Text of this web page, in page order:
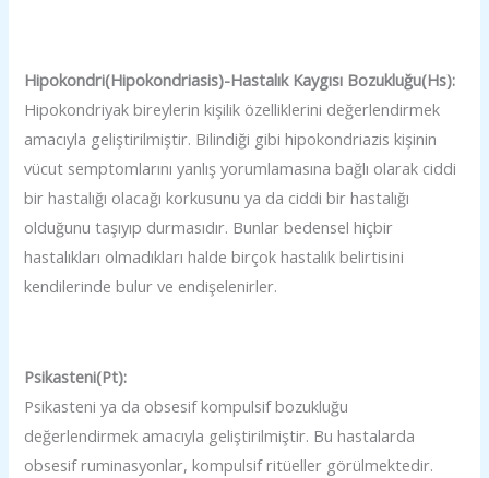
Hipokondri(Hipokondriasis)-Hastalık Kaygısı Bozukluğu(Hs):
Hipokondriyak bireylerin kişilik özelliklerini değerlendirmek
amacıyla geliştirilmiştir. Bilindiği gibi hipokondriazis kişinin
vücut semptomlarını yanlış yorumlamasına bağlı olarak ciddi
bir hastalığı olacağı korkusunu ya da ciddi bir hastalığı
olduğunu taşıyıp durmasıdır. Bunlar bedensel hiçbir
hastalıkları olmadıkları halde birçok hastalık belirtisini
kendilerinde bulur ve endişelenirler.
Psikasteni(Pt):
Psikasteni ya da obsesif kompulsif bozukluğu
değerlendirmek amacıyla geliştirilmiştir. Bu hastalarda
obsesif ruminasyonlar, kompulsif ritüeller görülmektedir.